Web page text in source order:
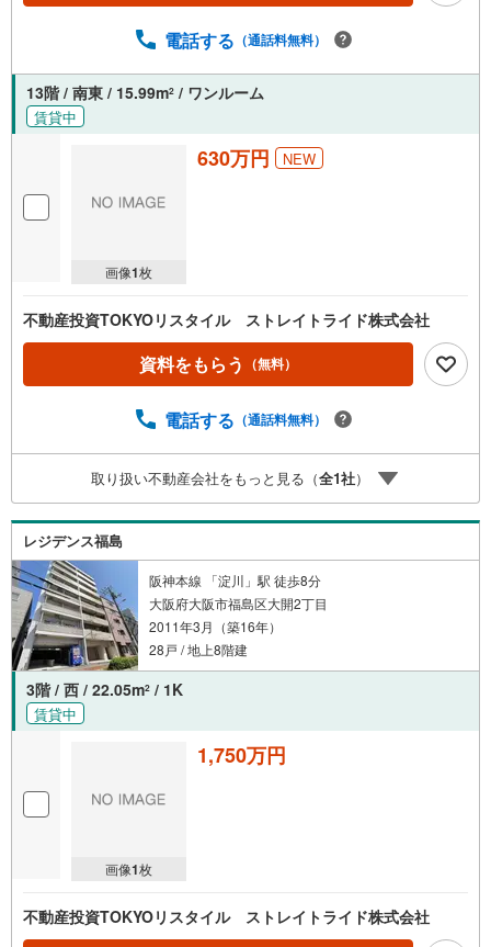
電話する （通話料無料）
13階 / 南東 / 15.99m2 / ワンルーム
賃貸中
画像1枚
630万円 NEW
不動産投資TOKYOリスタイル ストレイトライド株式会社
資料をもらう （無料）
電話する （通話料無料）
取り扱い不動産会社をもっと見る（全1社）
レジデンス福島
阪神本線 「淀川」駅 徒歩8分
大阪府大阪市福島区大開2丁目
2011年3月（築16年）
28戸 / 地上8階建
3階 / 西 / 22.05m2 / 1K
賃貸中
画像1枚
1,750万円
不動産投資TOKYOリスタイル ストレイトライド株式会社